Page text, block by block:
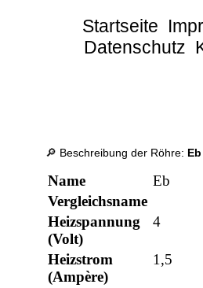
Startseite
Datenschutz
🔎 Beschreibung der Röhre: Eb
Name
Eb
Vergleichsname
Heizspannung
(Volt)
4
Heizstrom
(Ampère)
1,5